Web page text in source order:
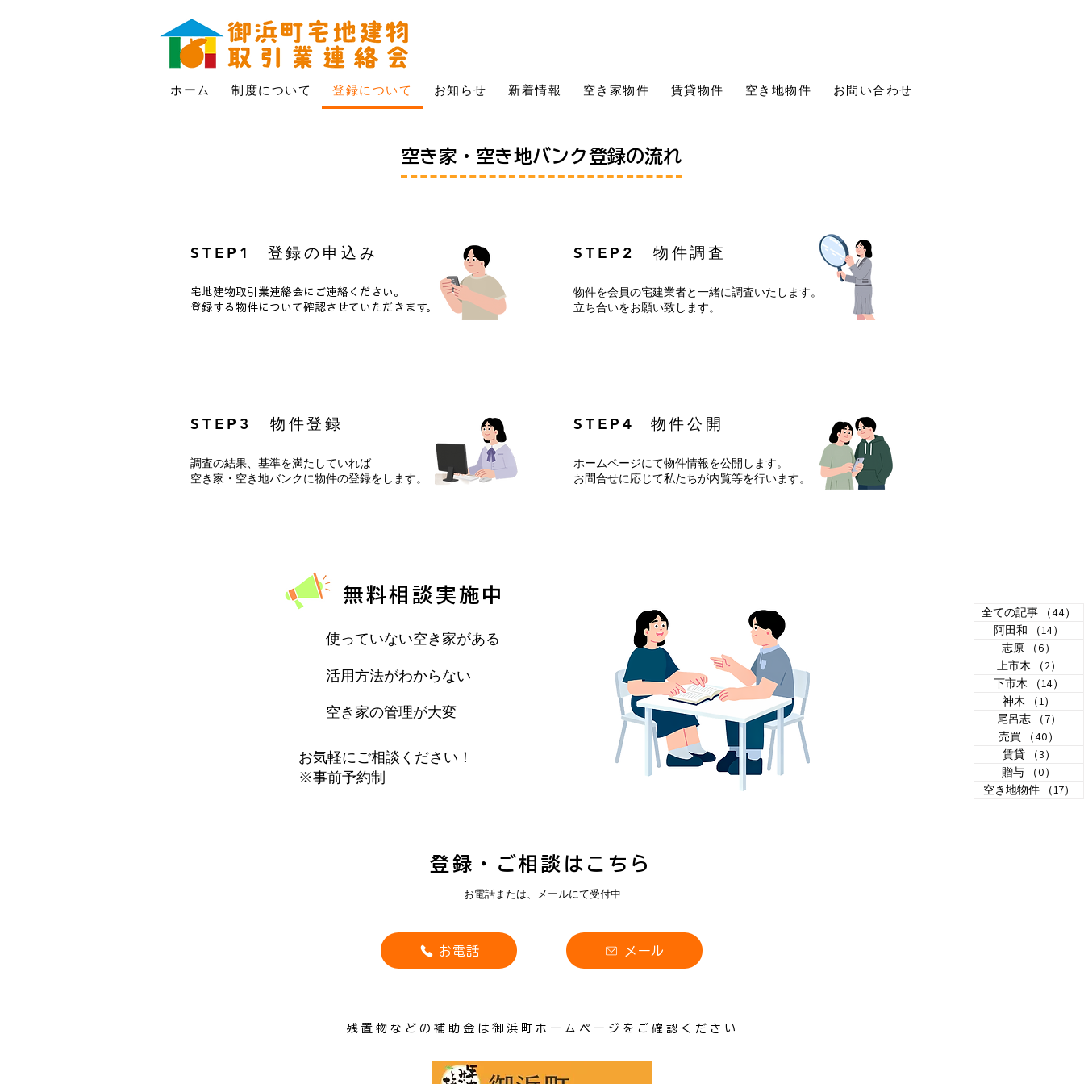
ホーム 制度について 登録について お知らせ 新着情報 空き家物件 賃貸物件 空き地物件 お問い合わせ
全ての記事 （44）
阿田和
（14）
志原
（6）
上市木
（2）
下市木
（14）
神木
（1）
尾呂志
（7）
売買
（40）
賃貸
（3）
贈与
（0）
空き地物件
（17）
空き家・空き地バンク登録の流れ
​STEP1 登録の申込み​
宅地建物取引業連絡会にご連絡ください。
登録する物件について確認させていただきます。
​STEP2 ​物件調査
物件を会員の宅建業者と一緒に調査いたします。
立ち合いをお願い致します。
​STEP3 物件登録
調査の結果、基準を満たしていれば
空き家・空き地バンクに物件の登録をします。
​STEP4 物件公開​
ホームページにて物件情報を公開します。
お問合せに応じて私たちが内覧等を行います。
無料相談実施中
使っていない空き家がある
活用方法がわからない
空き家の管理が大変
お気軽にご相談ください！
​※事前予約制
​登録・ご相談はこちら
​お電話または、メールにて受付中
お電話 メール
残置物などの補助金は御浜町ホームページをご確認ください